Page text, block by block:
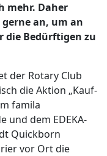
mehr. Daher
an, um an
die Bedürftigen zu
der Rotary Club
die Aktion „Kauf-
famila
und dem EDEKA-
Quickborn
vor Ort die